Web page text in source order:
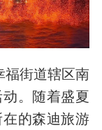
福街道辖区南
。随着盛夏
的森迪旅游